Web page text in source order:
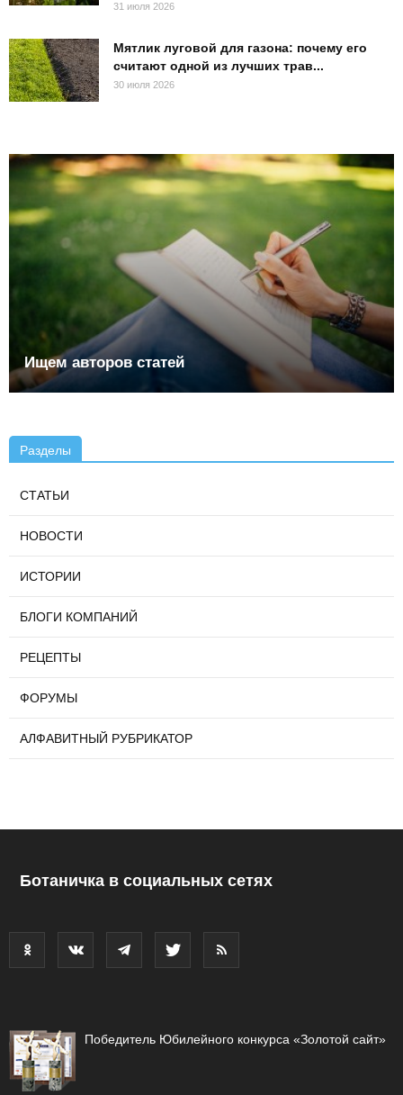
31 июля 2026
Мятлик луговой для газона: почему его
считают одной из лучших трав...
30 июля 2026
Ищем авторов статей
Разделы
СТАТЬИ
НОВОСТИ
ИСТОРИИ
БЛОГИ КОМПАНИЙ
РЕЦЕПТЫ
ФОРУМЫ
АЛФАВИТНЫЙ РУБРИКАТОР
Ботаничка в социальных сетях
Победитель Юбилейного конкурса «Золотой сайт»